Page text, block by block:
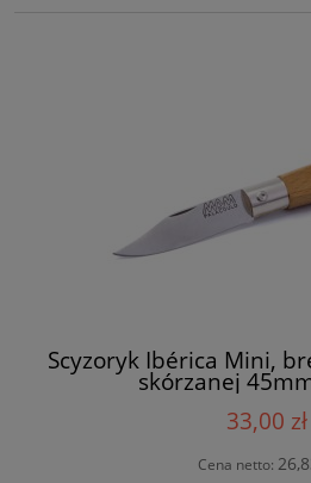
Scyzoryk Ibérica Mini,
skórzanej
33,00 zł
Cena netto: